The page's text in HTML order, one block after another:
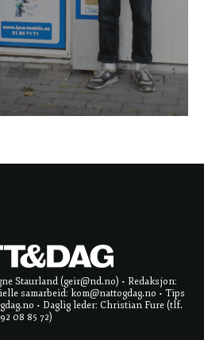
Staurland (geir@nd.no) • Redaksjon:
samarbeid: kom@nattogdag.no • Tips
• Daglig leder: Christian Fure (tlf.
92 08 85 72)